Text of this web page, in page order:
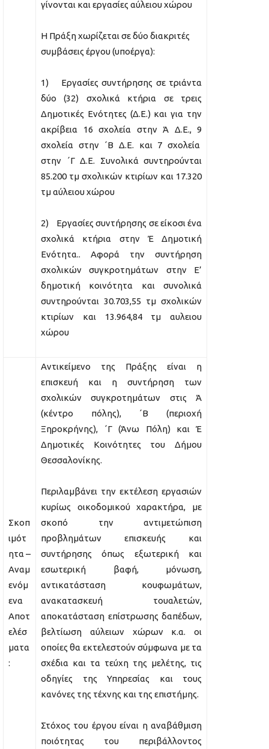
γίνονται και εργασίες αύλειου χώρου
Η Πράξη χωρίζεται σε δύο διακριτές
συμβάσεις έργου (υποέργα):
1) Εργασίες συντήρησης σε τριάντα
δύο (32) σχολικά κτήρια σε τρεις
Δημοτικές Ενότητες (Δ.Ε.) και για την
ακρίβεια 16 σχολεία στην Ά Δ.Ε., 9
σχολεία στην ΄Β Δ.Ε. και 7 σχολεία
στην ΄Γ Δ.Ε. Συνολικά συντηρούνται
85.200 τμ σχολικών κτιρίων και 17.320
τμ αύλειου χώρου
2) Εργασίες συντήρησης σε είκοσι ένα
σχολικά κτήρια στην Έ Δημοτική
Ενότητα.. Αφορά την συντήρηση
σχολικών συγκροτημάτων στην Ε’
δημοτική κοινότητα και συνολικά
συντηρούνται 30.703,55 τμ σχολικών
κτιρίων και 13.964,84 τμ αυλειου
χώρου
Σκοπ
ιμότ
ητα –
Αναμ
ενόμ
ενα
Αποτ
ελέσ
ματα
:
Αντικείμενο της Πράξης είναι η
επισκευή και η συντήρηση των
σχολικών συγκροτημάτων στις Ά
(κέντρο πόλης), ΄Β (περιοχή
Ξηροκρήνης), ΄Γ (Άνω Πόλη) και Έ
Δημοτικές Κοινότητες του Δήμου
Θεσσαλονίκης.
Περιλαμβάνει την εκτέλεση εργασιών
κυρίως οικοδομικού χαρακτήρα, με
σκοπό την αντιμετώπιση
προβλημάτων επισκευής και
συντήρησης όπως εξωτερική και
εσωτερική βαφή, μόνωση,
αντικατάσταση κουφωμάτων,
ανακατασκευή τουαλετών,
αποκατάσταση επίστρωσης δαπέδων,
βελτίωση αύλειων χώρων κ.α. οι
οποίες θα εκτελεστούν σύμφωνα με τα
σχέδια και τα τεύχη της μελέτης, τις
οδηγίες της Υπηρεσίας και τους
κανόνες της τέχνης και της επιστήμης.
Στόχος του έργου είναι η αναβάθμιση
ποιότητας του περιβάλλοντος